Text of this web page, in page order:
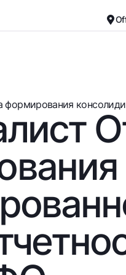
Cards
Free
Premium
For travelers
UzCard/HUMO
Visa
Visa FIFA
Mastercard
and white version
voice narration